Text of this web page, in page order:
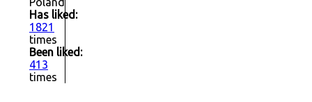
Has liked:
1821
times
Been liked:
413
times